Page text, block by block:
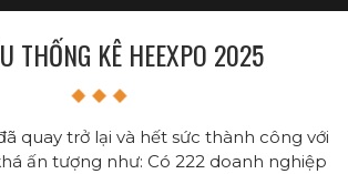
THỐNG KÊ HEEXPO 2025
quay trở lại và hết sức thành công với
ấn tượng như: Có 222 doanh nghiệp